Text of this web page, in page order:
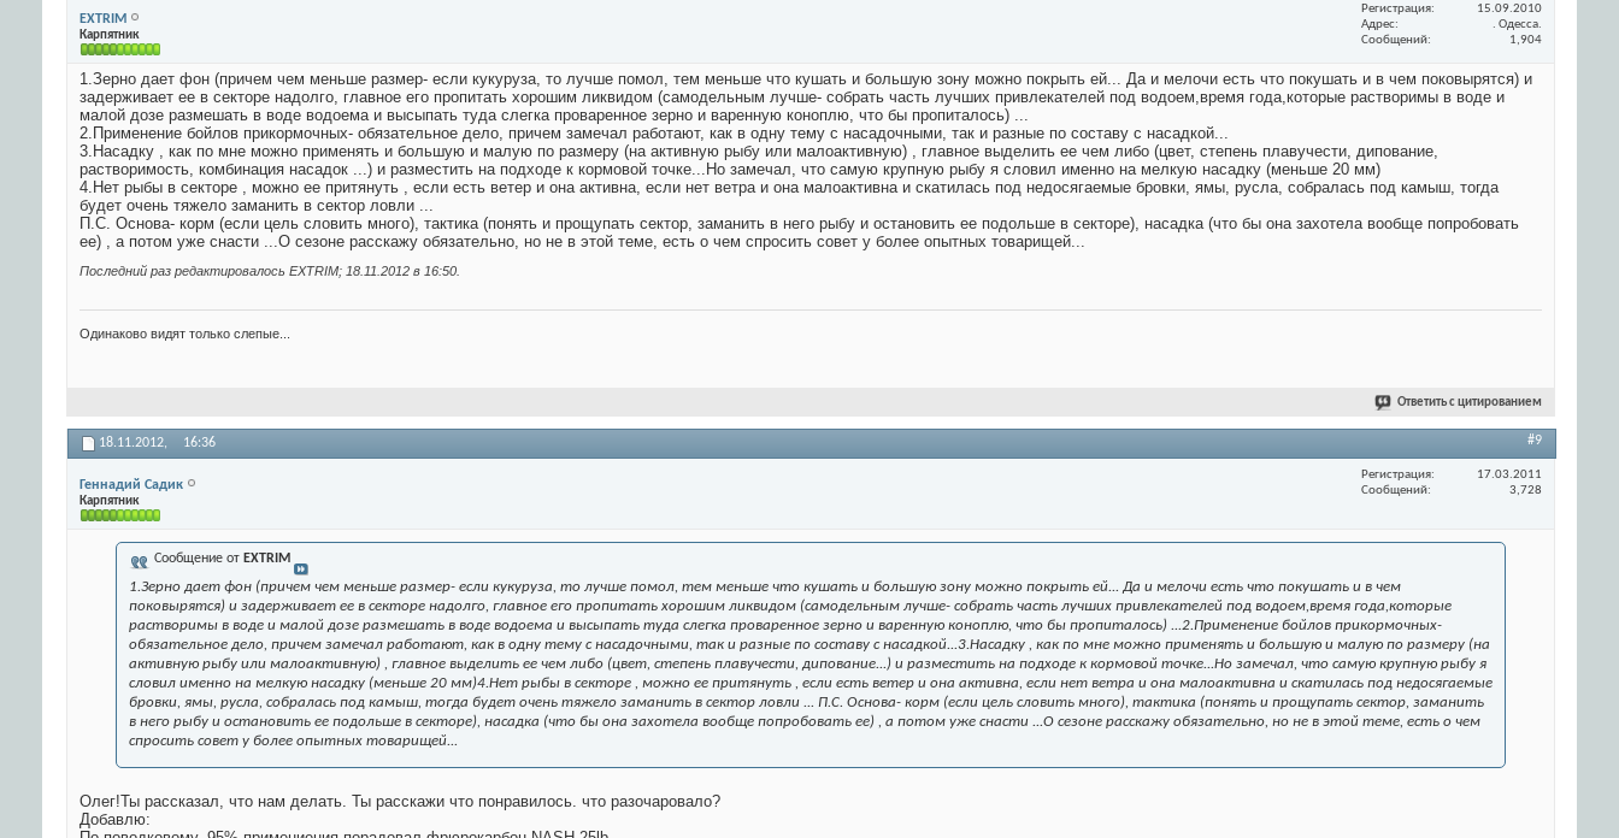
EXTRIM
Карпятник
Регистрация
15.09.2010
Адрес
. Одесса.
Сообщений
1,904
1.Зерно дает фон (причем чем меньше размер- если кукуруза, то лучше помол, тем меньше что кушать и большую зону можно покрыть ей... Да и мелочи есть что покушать и в чем поковырятся) и
задерживает ее в секторе надолго, главное его пропитать хорошим ликвидом (самодельным лучше- собрать часть лучших привлекателей под водоем,время года,которые растворимы в воде и
малой дозе размешать в воде водоема и высыпать туда слегка проваренное зерно и варенную коноплю, что бы пропиталось) ...
2.Применение бойлов прикормочных- обязательное дело, причем замечал работают, как в одну тему с насадочными, так и разные по составу с насадкой...
3.Насадку , как по мне можно применять и большую и малую по размеру (на активную рыбу или малоактивную) , главное выделить ее чем либо (цвет, степень плавучести, дипование,
растворимость, комбинация насадок ...) и разместить на подходе к кормовой точке...Но замечал, что самую крупную рыбу я словил именно на мелкую насадку (меньше 20 мм)
4.Нет рыбы в секторе , можно ее притянуть , если есть ветер и она активна, если нет ветра и она малоактивна и скатилась под недосягаемые бровки, ямы, русла, собралась под камыш, тогда
будет очень тяжело заманить в сектор ловли ...
П.С. Основа- корм (если цель словить много), тактика (понять и прощупать сектор, заманить в него рыбу и остановить ее подольше в секторе), насадка (что бы она захотела вообще попробовать
ее) , а потом уже снасти ...О сезоне расскажу обязательно, но не в этой теме, есть о чем спросить совет у более опытных товарищей...
Последний раз редактировалось EXTRIM; 18.11.2012 в 16:50
Одинаково видят только слепые...
Ответить с цитированием
18.11.2012, 16:36 #9
Геннадий Садик
Карпятник
Регистрация
17.03.2011
Сообщений
3,728
Сообщение от EXTRIM
1.Зерно дает фон (причем чем меньше размер- если кукуруза, то лучше помол, тем меньше что кушать и большую зону можно покрыть ей... Да и мелочи есть что покушать и в чем
поковырятся) и задерживает ее в секторе надолго, главное его пропитать хорошим ликвидом (самодельным лучше- собрать часть лучших привлекателей под водоем,время года,которые
растворимы в воде и малой дозе размешать в воде водоема и высыпать туда слегка проваренное зерно и варенную коноплю, что бы пропиталось) ...2.Применение бойлов прикормочных-
обязательное дело, причем замечал работают, как в одну тему с насадочными, так и разные по составу с насадкой...3.Насадку , как по мне можно применять и большую и малую по размеру (на
активную рыбу или малоактивную) , главное выделить ее чем либо (цвет, степень плавучести, дипование...) и разместить на подходе к кормовой точке...Но замечал, что самую крупную рыбу я
словил именно на мелкую насадку (меньше 20 мм)4.Нет рыбы в секторе , можно ее притянуть , если есть ветер и она активна, если нет ветра и она малоактивна и скатилась под недосягаемые
бровки, ямы, русла, собралась под камыш, тогда будет очень тяжело заманить в сектор ловли ... П.С. Основа- корм (если цель словить много), тактика (понять и прощупать сектор, заманить
в него рыбу и остановить ее подольше в секторе), насадка (что бы она захотела вообще попробовать ее) , а потом уже снасти ...О сезоне расскажу обязательно, но не в этой теме, есть о чем
спросить совет у более опытных товарищей...
Олег!Ты рассказал, что нам делать. Ты расскажи что понравилось. что разочаровало?
Добавлю: